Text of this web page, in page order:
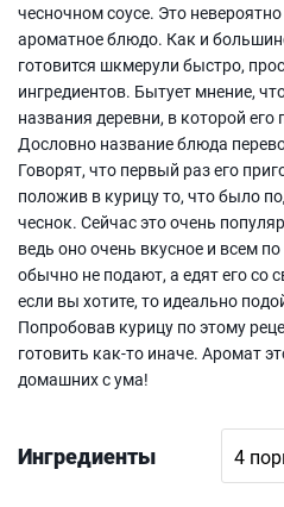
чесночном соусе. Это
ароматное блюдо. Как и
готовится шкмерули быстро,
ингредиентов. Бытует мнение,
названия деревни, в которой
Дословно название блюда
Говорят, что первый раз его
положив в курицу то, что было
чеснок. Сейчас это очень
ведь оно очень вкусное и всем
обычно не подают, а едят его
если вы хотите, то идеально
Попробовав курицу по этому
готовить как-то иначе. Аромат
домашних с ума!
Ингредиенты